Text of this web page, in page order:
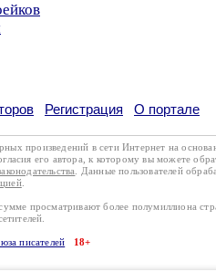
Регистрация О портале
произведений в сети Интернет на
его автора, к которому вы можете
. Данные пользователей
.
просматривают более полумиллиона
писателей 18+